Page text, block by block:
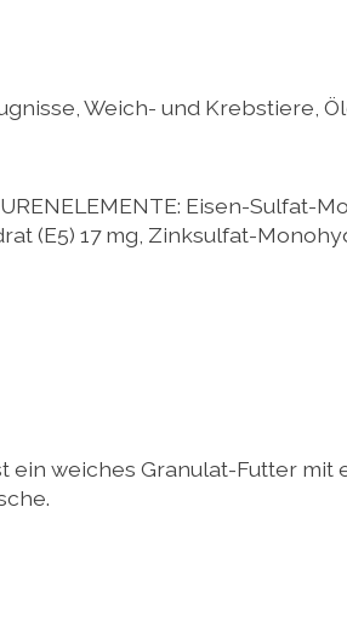
Weich- und Krebstiere,
Eisen-
(E5) 17 mg, Zinksulfat-
ein weiches Granulat-Futter